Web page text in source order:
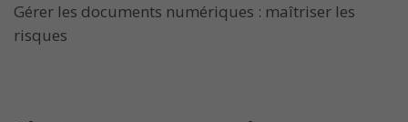
Gérer les documents numériques : maîtriser les
risques